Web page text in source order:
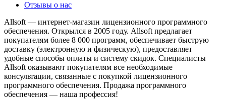
Отзывы о нас
Allsoft — интернет-магазин лицензионного программного
обеспечения. Открылся в 2005 году. Allsoft предлагает
покупателям более 8 000 программ, обеспечивает быструю
доставку (электронную и физическую), предоставляет
удобные способы оплаты и систему скидок. Специалисты
Allsoft оказывают покупателям все необходимые
консультации, связанные с покупкой лицензионного
программного обеспечения. Продажа программного
обеспечения — наша профессия!